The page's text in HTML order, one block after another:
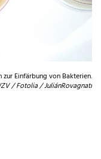
Einfärbung von Bakterien.
/ Fotolia / JuliánRovagnati